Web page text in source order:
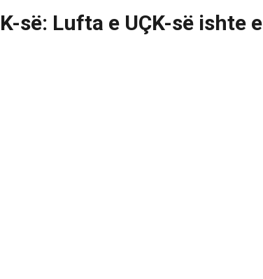
së: Lufta e UÇK-së ishte e